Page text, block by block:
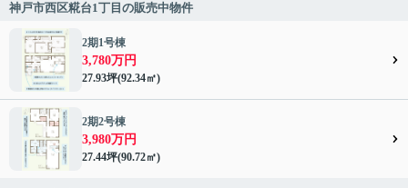
神戸市西区糀台1丁目の販売中物件
2期1号棟
3,780万円
27.93坪(92.34㎡)
2期2号棟
3,980万円
27.44坪(90.72㎡)